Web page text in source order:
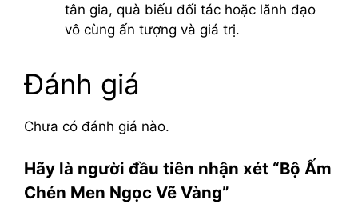
tân gia, quà biếu đối tác hoặc lãnh đạo
vô cùng ấn tượng và giá trị.
Đánh giá
Chưa có đánh giá nào.
Hãy là người đầu tiên nhận xét “Bộ Ấm
Chén Men Ngọc Vẽ Vàng”